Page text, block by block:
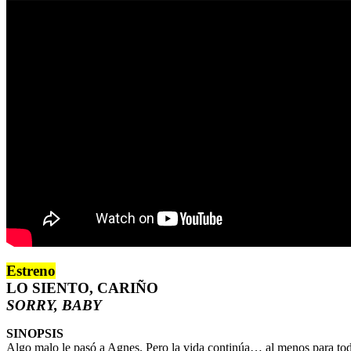
Estreno
LO SIENTO, CARIÑO
SORRY, BABY
SINOPSIS
Algo malo le pasó a Agnes. Pero la vida continúa… al menos para